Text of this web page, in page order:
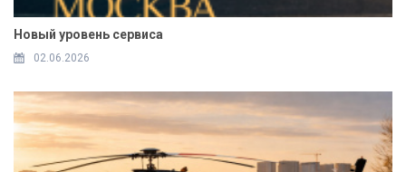
Новый уровень сервиса
02.06.2026